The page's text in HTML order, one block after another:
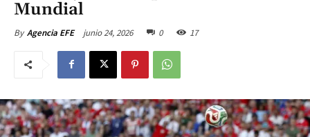
Mundial
By Agencia EFE junio 24, 2026 0 17